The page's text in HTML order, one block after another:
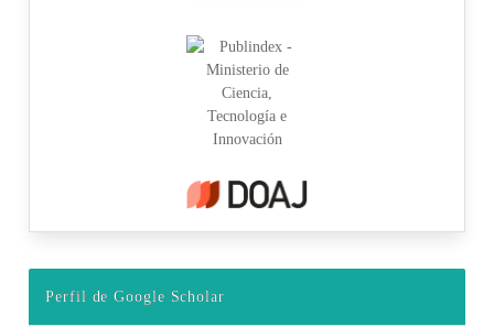
Perfil de Google Scholar